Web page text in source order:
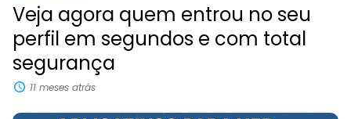
Veja agora quem entrou no seu
perfil em segundos e com total
segurança
11 meses atrás